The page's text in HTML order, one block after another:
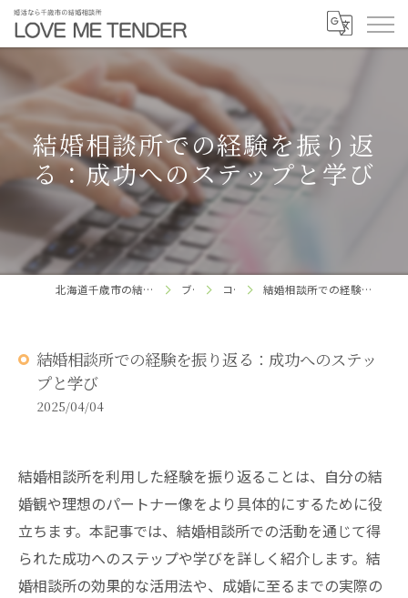
結婚相談所での経験を振り返
る：成功へのステップと学び
北海道千歳市の結婚相談所ならLOVE ME TENDER ブログ コラム 結婚相談所での経験を振り返る：成功へのステップと学び
結婚相談所での経験を振り返る：成功へのステッ
プと学び
2025/04/04
結婚相談所を利用した経験を振り返ることは、自分の結
婚観や理想のパートナー像をより具体的にするために役
立ちます。本記事では、結婚相談所での活動を通じて得
られた成功へのステップや学びを詳しく紹介します。結
婚相談所の効果的な活用法や、成婚に至るまでの実際の